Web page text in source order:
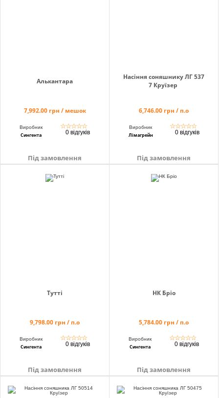
Алькантара
7,992.00 грн / мешок
Виробник
Сингента
☆☆☆☆☆
0 відгуків
Під замовлення
Насіння соняшнику ЛГ 537
7 Круїзер
6,746.00 грн / п.о
Виробник
Лімагрейн
☆☆☆☆☆
0 відгуків
Під замовлення
Тутті
9,798.00 грн / п.о
Виробник
Сингента
☆☆☆☆☆
0 відгуків
Під замовлення
НК Бріо
5,784.00 грн / п.о
Виробник
Сингента
☆☆☆☆☆
0 відгуків
Під замовлення